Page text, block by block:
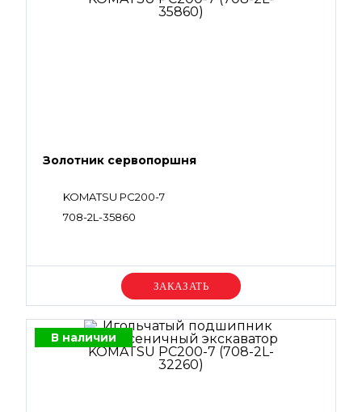
Золотник сервопоршня
KOMATSU PC200-7
708-2L-35860
Уточняйте цену
В наличии